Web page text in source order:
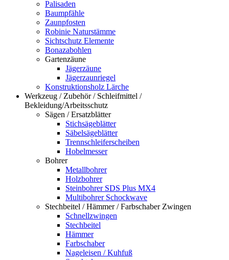
Palisaden
Baumpfähle
Zaunpfosten
Robinie Naturstämme
Sichtschutz Elemente
Bonazabohlen
Gartenzäune
Jägerzäune
Jägerzaunriegel
Konstruktionsholz Lärche
Werkzeug / Zubehör / Schleifmittel /
Bekleidung/Arbeitsschutz
Sägen / Ersatzblätter
Stichsägeblätter
Säbelsägeblätter
Trennschleiferscheiben
Hobelmesser
Bohrer
Metallbohrer
Holzbohrer
Steinbohrer SDS Plus MX4
Multibohrer Schockwave
Stechbeitel / Hämmer / Farbschaber Zwingen
Schnellzwingen
Stechbeitel
Hämmer
Farbschaber
Nageleisen / Kuhfuß